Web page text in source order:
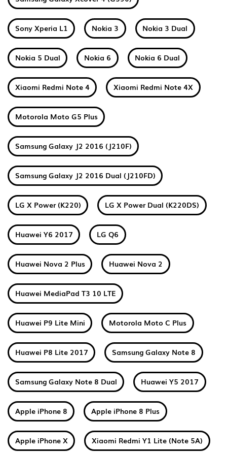
Sony Xperia L1 Nokia 3 Nokia 3 Dual
Nokia 5 Dual Nokia 6 Nokia 6 Dual
Xiaomi Redmi Note 4 Xiaomi Redmi Note 4X
Motorola Moto G5 Plus
Samsung Galaxy J2 2016 (J210F)
Samsung Galaxy J2 2016 Dual (J210FD)
LG X Power (K220) LG X Power Dual (K220DS)
Huawei Y6 2017 LG Q6
Huawei Nova 2 Plus Huawei Nova 2
Huawei MediaPad T3 10 LTE
Huawei P9 Lite Mini Motorola Moto C Plus
Huawei P8 Lite 2017 Samsung Galaxy Note 8
Samsung Galaxy Note 8 Dual Huawei Y5 2017
Apple iPhone 8 Apple iPhone 8 Plus
Apple iPhone X Xiaomi Redmi Y1 Lite (Note 5A)